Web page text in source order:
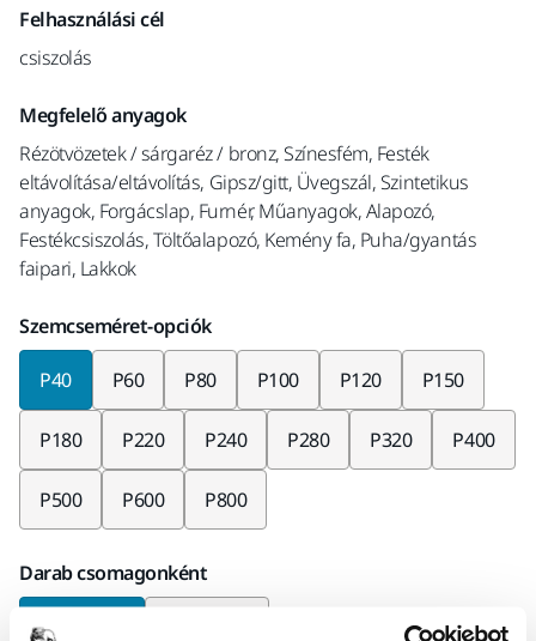
Felhasználási cél
csiszolás
Megfelelő anyagok
Rézötvözetek / sárgaréz / bronz, Színesfém, Festék
eltávolítása/eltávolítás, Gipsz/gitt, Üvegszál, Szintetikus
anyagok, Forgácslap, Furnér, Műanyagok, Alapozó,
Festékcsiszolás, Töltőalapozó, Kemény fa, Puha/gyantás
faipari, Lakkok
Szemcseméret-opciók
P40 P60 P80 P100 P120 P150
P180 P220 P240 P280 P320 P400
P500 P600 P800
Darab csomagonként
x10 darab